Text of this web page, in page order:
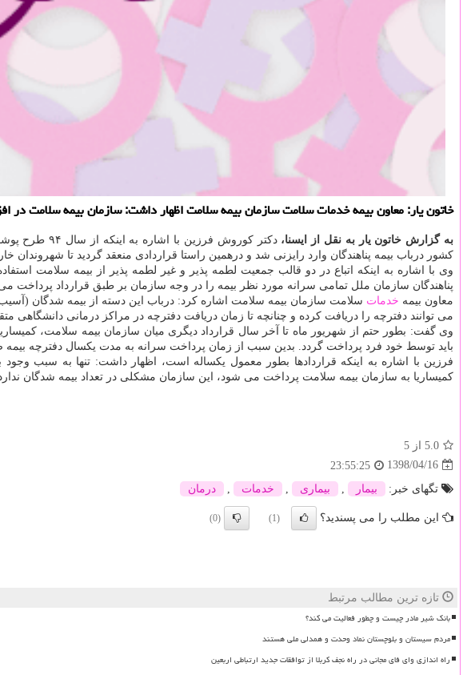
خاتون یار: معاون بیمه خدمات سلامت سازمان بیمه سلامت اظهار داشت: سازمان بیمه سلامت
به گزارش خاتون یار به نقل از ایسنا،دكتر كوروش فرزین با اشاره به اینكه از سال ۹۴ طرح پوشش بیمه شهروندان خارجی اجرایی شده است، اظهار داشت: سازمان بیمه
كشور درباب بیمه پناهندگان وارد رایزنی شد و درهمین راستا قراردادی منعقد گردید تا
وی با اشاره به اینكه اتباع در دو قالب جمعیت لطمه پذیر و غیر لطمه پذیر از بیمه سلامت
پناهندگان سازمان ملل تمامی سرانه مورد نظر بیمه را در وجه سازمان بر طبق قرارداد پرداخت می
معاون بیمه خدمات سلامت سازمان بیمه سلامت اشاره كرد: درباب این دسته از بیمه شدگان
می توانند دفترچه را دریافت كرده و چنانچه تا زمان دریافت دفترچه در مراكز درمانی دانشگاهی
وی گفت: بطور حتم از شهریور ماه تا آخر سال قرارداد دیگری میان سازمان بیمه سلامت،
باید توسط خود فرد پرداخت گردد. بدین سبب از زمان پرداخت سرانه به مدت یكسال دفترچه بیمه
فرزین با اشاره به اینكه قراردادها بطور معمول یكساله است، اظهار داشت: تنها به سبب
كمیساریا به سازمان بیمه سلامت پرداخت می شود، این سازمان مشكلی در تعداد بیمه شدگان
5.0 از 5
1398/04/16
23:55:25
تگهای خبر:
بیمار بیماری خدمات درمان
این مطلب را می پسندید؟ (1)
(0)
تازه ترین مطالب مرتبط
بانک شیر مادر چیست و چطور فعالیت می کند؟
مردم سیستان و بلوچستان نماد وحدت و همدلی ملی هستند
راه اندازی وای فای مجانی در راه نجف کربلا از توافقات جدید ارتباطی اربعین